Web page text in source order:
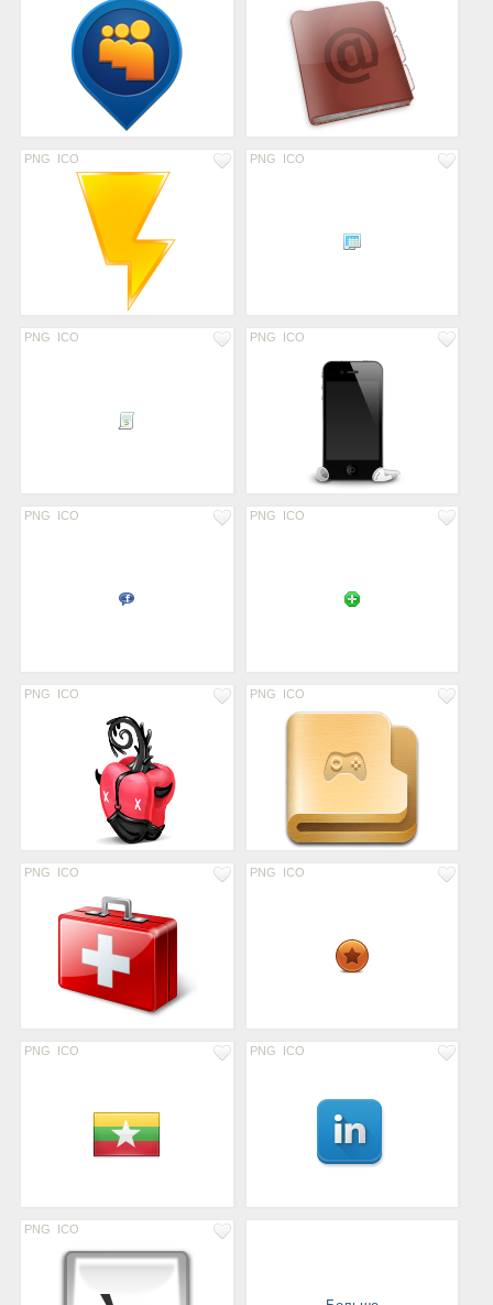
PNG ICO PNG ICO
PNG ICO PNG ICO
PNG ICO PNG ICO
PNG ICO PNG ICO
PNG ICO PNG ICO
PNG ICO PNG ICO
PNG ICO